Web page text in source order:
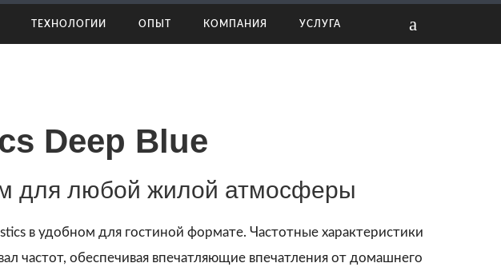
ТЕХНОЛОГИИ ОПЫТ КОМПАНИЯ УСЛУГА
Deep Blue
для любой жилой атмосферы
в удобном для гостиной формате. Частотные характеристики
частот, обеспечивая впечатляющие впечатления от домашнего